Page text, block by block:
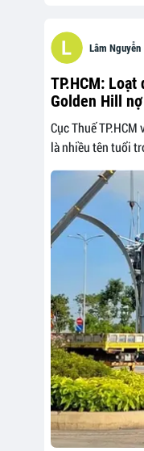
Lâm Nguyễn
TP.HCM:
Golden Hill
Cục Thuế
là nhiều tên tuổi